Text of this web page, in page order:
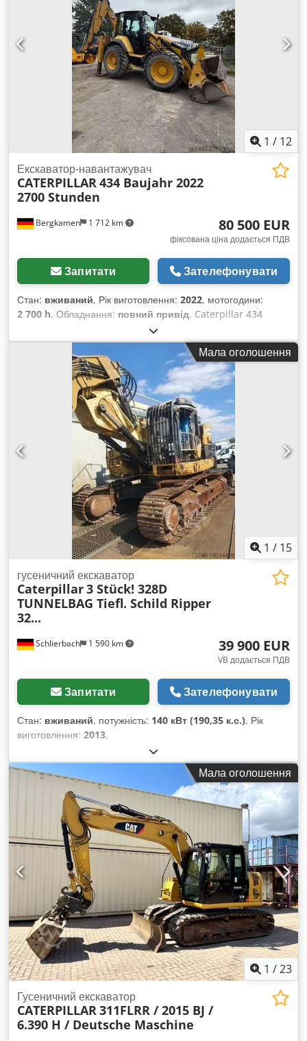
1 / 12
Bergkamen 1 712 km
Екскаватор-навантажувач
CATERPILLAR434 Baujahr 2022
2700 Stunden
80 500 EUR
фіксована ціна додається ПДВ
Запитати Зателефонувати
Стан: вживаний, Рік виготовлення: 2022, мотогодини:
2 700 h, Обладнання: повний привід, Caterpillar 434
Екскаватор-навантажувач 2700 мотогодин * Модель: 434 *
Рік випуску: 2022 Codpfxszr Tqws Ahijrf * Експлуатаційна
вага: 9.520 кг * Відмінний стан
Мала оголошення
1 / 15
Schlierbach 1 590 km
гусеничний екскаватор
Caterpillar3 Stück! 328D
TUNNELBAG Tiefl. Schild Ripper
32...
39 900 EUR
VB додається ПДВ
Запитати Зателефонувати
Стан: вживаний, потужність: 140 кВт (190,35 к.с.), Рік
виготовлення: 2013,
Мала оголошення
1 /23
Гусеничний екскаватор
CATERPILLAR311FLRR / 2015 BJ /
6.390 H / Deutsche Maschine